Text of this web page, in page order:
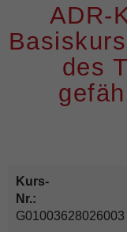
ADR-
des
Kurs-
Nr.:
G01003628026003